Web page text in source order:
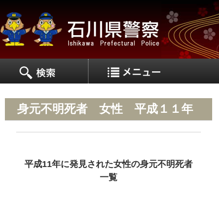
身元不明死者 女性 平成１１年
平成11年に発見された女性の身元不明死者
一覧